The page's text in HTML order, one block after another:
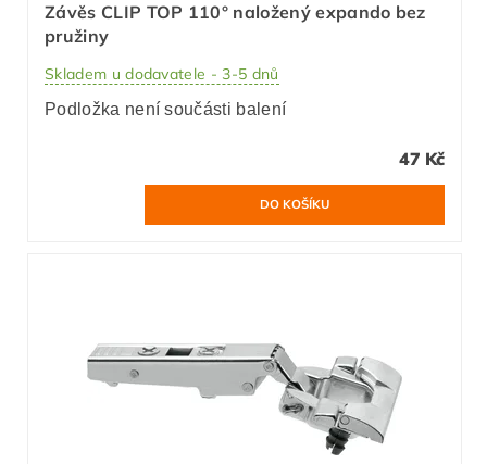
Závěs CLIP TOP 110° naložený expando bez
pružiny
Skladem u dodavatele - 3-5 dnů
Podložka není součásti balení
47 Kč